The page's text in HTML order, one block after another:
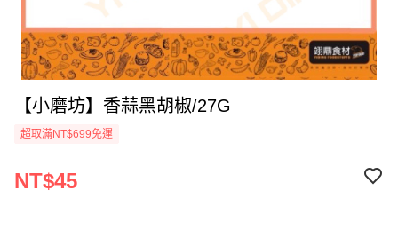
【小磨坊】香蒜黑胡椒/27G
超取滿NT$699免運
NT$45